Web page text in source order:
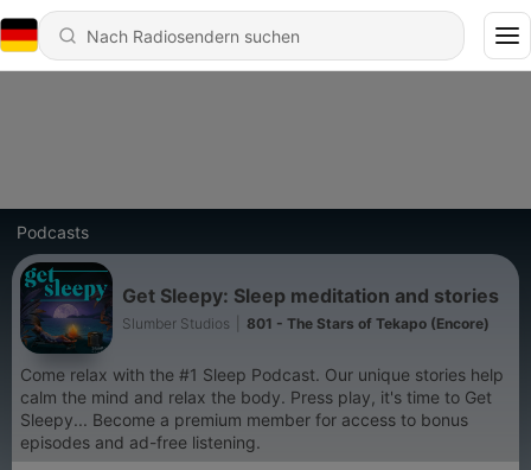
Podcasts
Get Sleepy: Sleep meditation and stories
Slumber Studios 801 - The Stars of Tekapo (Encore)
Come relax with the #1 Sleep Podcast. Our unique stories help
calm the mind and relax the body. Press play, it's time to Get
Sleepy... Become a premium member for access to bonus
episodes and ad-free listening.